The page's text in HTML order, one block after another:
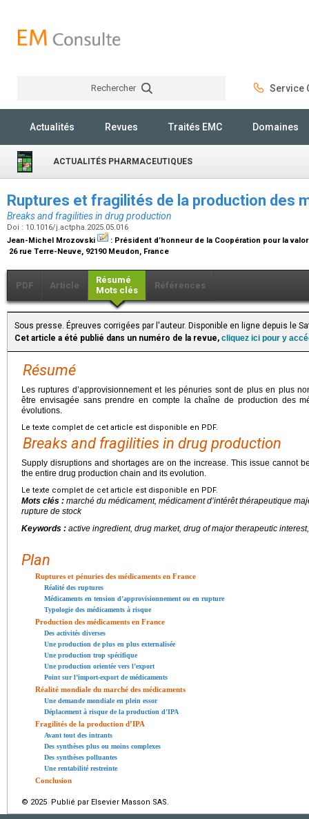
Rechercher Service
Actualités Revues Traités EMC Domaines
ACTUALITÉS PHARMACEUTIQUES
Ruptures et fragilités de la production des
Breaks and fragilities in drug production
Doi : 10.1016/j.actpha.2025.05.016
Jean-Michel Mrozovski
: Président d’honneur de la Coopération pour la
26 rue Terre-Neuve, 92190 Meudon, France
PDF Article
Résumé
Mots clés
Références
Sous presse. Épreuves corrigées par l'auteur. Disponible en ligne depuis le
Cet article a été publié dans un numéro de la revue, cliquez ici pour y
Résumé
Les ruptures d’approvisionnement et les pénuries sont de plus en plus
être envisagée sans prendre en compte la chaîne de production des
évolutions.
Le texte complet de cet article est disponible en PDF.
Breaks and fragilities in drug production
Supply disruptions and shortages are on the increase. This issue cannot
the entire drug production chain and its evolution.
Le texte complet de cet article est disponible en PDF.
Mots clés : marché du médicament, médicament d’intérêt thérapeutique
rupture de stock
Keywords : active ingredient, drug market, drug of major therapeutic
Plan
Ruptures et pénuries des médicaments en France
Réalité des ruptures
Médicaments en tension d’approvisionnement ou en rupture
Typologie des médicaments à risque
Production des médicaments en France
Des activités diverses
Une production de plus en plus externalisée
Une production trop spécifique
Une production orientée vers l’export
Point sur l’import-export de médicaments
Réalité mondiale du marché des médicaments
Une demande mondiale en plein essor
Déplacement à risque de la production d’IPA
Fragilités de la production d’IPA
Avant tout des intrants
Des synthèses plus ou moins complexes
Des synthèses polluantes
Une rentabilité restreinte
Conclusion
© 2025 Publié par Elsevier Masson SAS.